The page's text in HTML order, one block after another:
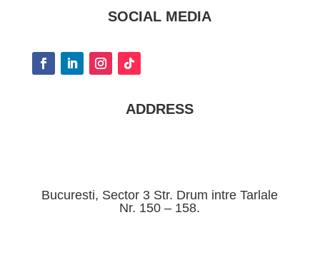
SOCIAL MEDIA
ADDRESS
Bucuresti, Sector 3 Str. Drum intre Tarlale
Nr. 150 – 158.